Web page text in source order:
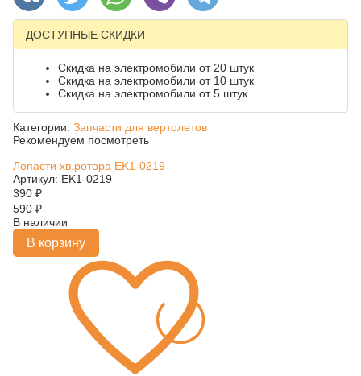
ДОСТУПНЫЕ СКИДКИ
Скидка на электромобили от 20 штук
Скидка на электромобили от 10 штук
Скидка на электромобили от 5 штук
Категории: Запчасти для вертолетов
Рекомендуем посмотреть
Лопасти хв.ротора EK1-0219
Артикул: EK1-0219
390 ₽
590 ₽
В наличии
В корзину